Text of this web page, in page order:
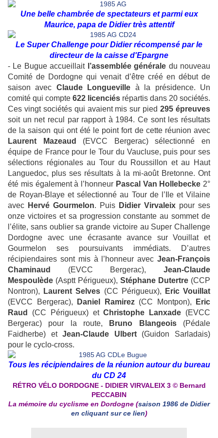
Une belle chambrée de spectateurs et parmi eux
Maurice, papa de Didier très attentif
Le Super Challenge pour Didier récompensé par le
directeur de la caisse d'Epargne
- Le Bugue accueillait l’assemblée générale du nouveau
Comité de Dordogne qui venait d’être créé en début de
saison avec Claude Longueville à la présidence. Un
comité qui compte 622 licenciés répartis dans 20 sociétés.
Ces vingt sociétés qui avaient mis sur pied295 épreuves
soit un net recul par rapport à 1984. Ce sont les résultats
de la saison qui ont été le point fort de cette réunion avec
Laurent Mazeaud
(EVCC Bergerac) sélectionné en
équipe de France pour le Tour du Vaucluse, puis pour ses
sélections régionales au Tour du Roussillon et au Haut
Languedoc, plus ses résultats à la mi-août Bretonne. Ont
été mis également à l’honneur Pascal Van Hollebecke 2°
de Royan-Blaye et sélectionné au Tour de l’Ile et Vilaine
avec Hervé Gourmelon. Puis Didier Virvaleix pour ses
onze victoires et sa progression constante au sommet de
l’élite, sans oublier sa grande victoire au Super Challenge
Dordogne avec une écrasante avance sur Vouillat et
Gourmelon ses poursuivants immédiats. D’autres
récipiendaires sont mis à l’honneur avec Jean-François
Chaminaud
(EVCC Bergerac), Jean-Claude
Mespoulède (Asptt Périgueux), Stéphane Dutertre (CCP
Nontron),
Laurent Selves (CC Périgueux),
Eric Vouillat
(EVCC Bergerac),
Daniel Ramirez(CC Montpon),
Eric
Raud
(CC Périgueux) etChristophe Lanxade (EVCC
Bergerac) pour la route,
Bruno Blangeois(Pédale
Faidherbe) etJean-Claude Ulbert(Guidon Sarladais)
pour le cyclo-cross.
Tous les récipiendaires de la réunion autour du bureau
du CD 24
RÉTRO VÉLO DORDOGNE - DIDIER VIRVALEIX 3 © Bernard
PECCABIN
La mémoire du cyclisme en Dordogne (saison 1986 de Didier
en cliquant sur ce lien)